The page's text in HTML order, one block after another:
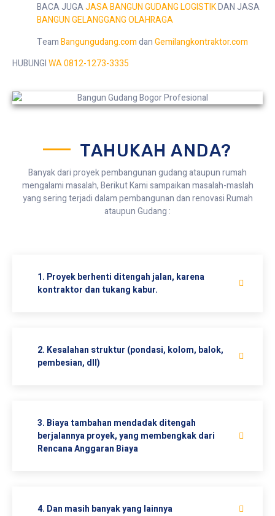
BACA JUGAJASA BANGUN GUDANG LOGISTIKDAN JASA
BANGUN GELANGGANG OLAHRAGA
TeamBangungudang.comdanGemilangkontraktor.com
HUBUNGIWA 0812-1273-3335
TAHUKAH ANDA?
Banyak dari proyek pembangunan gudang ataupun rumah
mengalami masalah, Berikut Kami sampaikan masalah-maslah
yang sering terjadi dalam pembangunan dan renovasi Rumah
ataupun Gudang :
1. Proyek berhenti ditengah jalan, karena
kontraktor dan tukang kabur.
2. Kesalahan struktur (pondasi, kolom, balok,
pembesian, dll)
3. Biaya tambahan mendadak ditengah
berjalannya proyek, yang membengkak dari
Rencana Anggaran Biaya
4. Dan masih banyak yang lainnya